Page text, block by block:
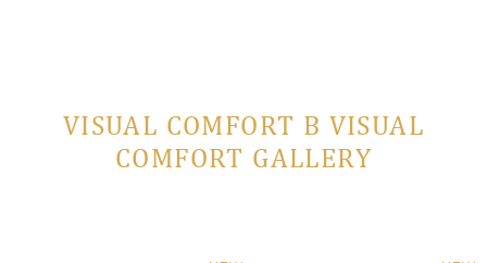
VISUAL COMFORT В VISUAL
COMFORT GALLERY